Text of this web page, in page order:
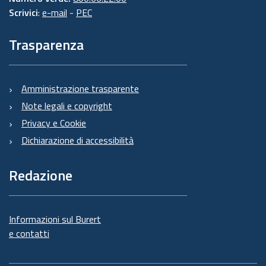
Scrivici: e-mail - PEC
Trasparenza
Amministrazione trasparente
Note legali e copyright
Privacy e Cookie
Dichiarazione di accessibilità
Redazione
Informazioni sul Burert
e contatti